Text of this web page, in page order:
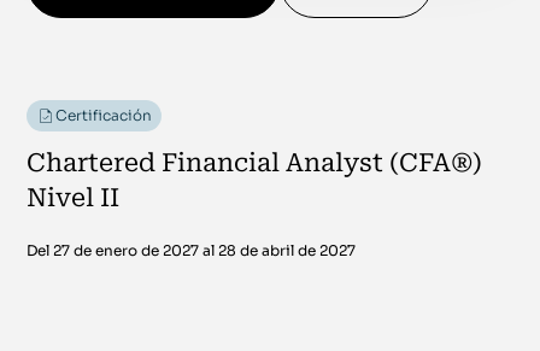
Certificación
Chartered Financial Analyst (CFA®)
Nivel II
Del 27 de enero de 2027 al 28 de abril de 2027